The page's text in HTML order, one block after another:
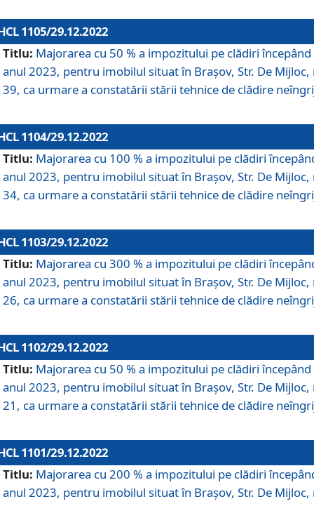
1105/29.12.2022
Titlu: Majorarea cu 50 % a impozitului pe clădiri începând
anul 2023, pentru imobilul situat în Braşov, Str. De Mijloc,
39, ca urmare a constatării stării tehnice de clădire
1104/29.12.2022
Titlu: Majorarea cu 100 % a impozitului pe clădiri
anul 2023, pentru imobilul situat în Braşov, Str. De Mijloc,
34, ca urmare a constatării stării tehnice de clădire
1103/29.12.2022
Titlu: Majorarea cu 300 % a impozitului pe clădiri
anul 2023, pentru imobilul situat în Braşov, Str. De Mijloc,
26, ca urmare a constatării stării tehnice de clădire
1102/29.12.2022
Titlu: Majorarea cu 50 % a impozitului pe clădiri începând
anul 2023, pentru imobilul situat în Braşov, Str. De Mijloc,
21, ca urmare a constatării stării tehnice de clădire
1101/29.12.2022
Titlu: Majorarea cu 200 % a impozitului pe clădiri
anul 2023, pentru imobilul situat în Braşov, Str. De Mijloc,